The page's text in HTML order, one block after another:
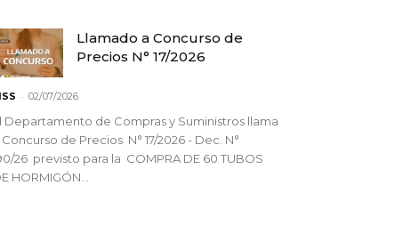
Llamado a Concurso de
Precios N° 17/2026
- 02/07/2026
Departamento de Compras y Suministros llama
Concurso de Precios N° 17/2026 - Dec. N°
26 previsto para la COMPRA DE 60 TUBOS
HORMIGÓN...